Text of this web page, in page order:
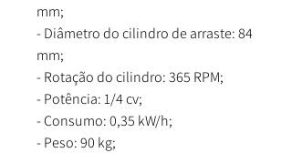
mm;
- Diâmetro do cilindro de arraste: 84
mm;
- Rotação do cilindro: 365 RPM;
- Potência: 1/4 cv;
- Consumo: 0,35 kW/h;
- Peso: 90 kg;